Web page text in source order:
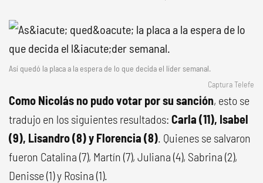
Así quedó la placa a la espera de lo que decida el líder semanal.
Captura Telefe
Como Nicolás no pudo votar por su sanción, esto se
tradujo en los siguientes resultados: Carla (11), Isabel
(9), Lisandro (8) y Florencia (8). Quienes se salvaron
fueron Catalina (7), Martín (7), Juliana (4), Sabrina (2),
Denisse (1) y Rosina (1).